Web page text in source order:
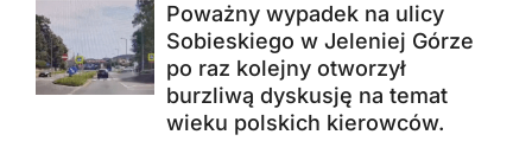
Poważny wypadek na ulicy
Sobieskiego w Jeleniej Górze
po raz kolejny otworzył
burzliwą dyskusję na temat
wieku polskich kierowców.